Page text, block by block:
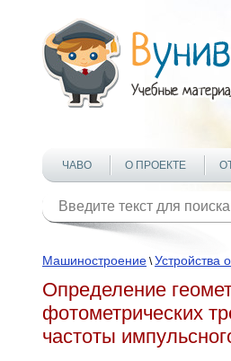
ЧАВО О ПРОЕКТЕ
Машиностроение \Устройства
Определение
фотометрических
частоты